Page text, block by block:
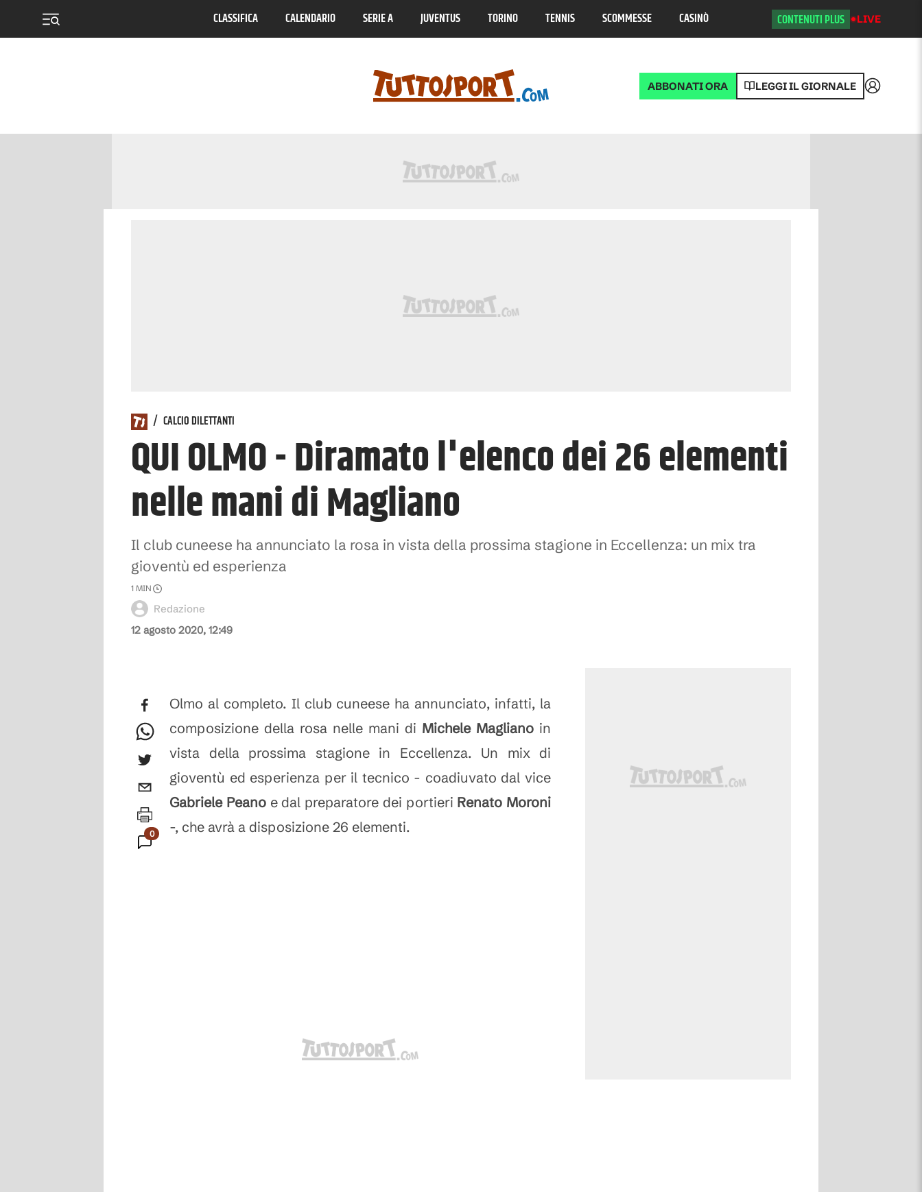
CLASSIFICA CALENDARIO SERIE A JUVENTUS TORINO TENNIS SCOMMESSE CASINÒ CONTENUTI PLUS LIVE
ABBONATI ORA LEGGI IL GIORNALE Accedi
/ CALCIO DILETTANTI
QUI OLMO - Diramato l'elenco dei 26 elementi
nelle mani di Magliano
Il club cuneese ha annunciato la rosa in vista della prossima stagione in Eccellenza: un mix tra
gioventù ed esperienza
12 agosto 2020, 12:49
Redazione
1 MIN
0
Olmo al completo. Il club cuneese ha annunciato, infatti, la
composizione della rosa nelle mani di Michele Magliano in
vista della prossima stagione in Eccellenza. Un mix di
gioventù ed esperienza per il tecnico - coadiuvato dal vice
Gabriele Peanoe dal preparatore dei portieri Renato Moroni
-, che avrà a disposizione 26 elementi.